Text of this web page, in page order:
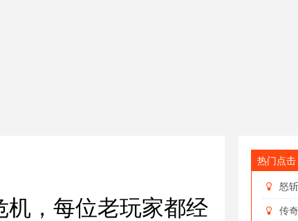
，每位老玩家都经
热门点击
怒
传